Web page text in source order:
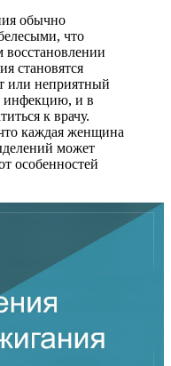
обычно
что
восстановлении
становятся
или неприятный
инфекцию, и в
к врачу.
каждая женщина
может
особенностей